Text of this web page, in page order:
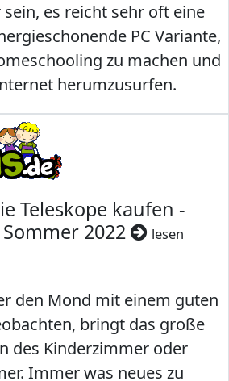
es reicht sehr oft eine
PC Variante,
zu machen und
herumzusurfen.
Teleskope kaufen -
2022
lesen
den Mond mit einem guten
bringt das große
des Kinderzimmer oder
Immer was neues zu